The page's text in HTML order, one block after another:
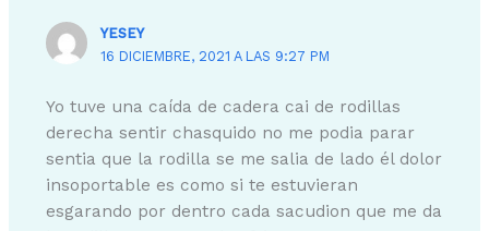
YESEY
16 DICIEMBRE, 2021 A LAS 9:27 PM
Yo tuve una caída de cadera cai de rodillas
derecha sentir chasquido no me podia parar
sentia que la rodilla se me salia de lado él dolor
insoportable es como si te estuvieran
esgarando por dentro cada sacudion que me da